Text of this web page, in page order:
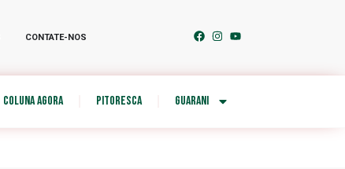
CONTATE-NOS
COLUNA AGORA PITORESCA GUARANI